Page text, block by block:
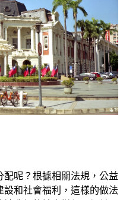
配呢？根據相關法規，公益
和社會福利，這樣的做法